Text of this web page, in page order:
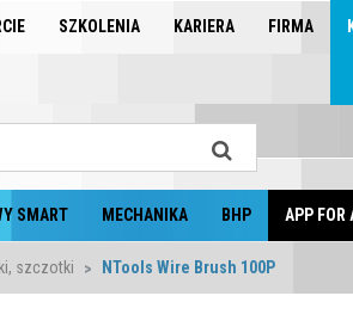
SZKOLENIA KARIERA FIRMA
SMART MECHANIKA BHP APP FOR
szczotki NTools Wire Brush 100P